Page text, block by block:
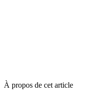
À propos de cet article